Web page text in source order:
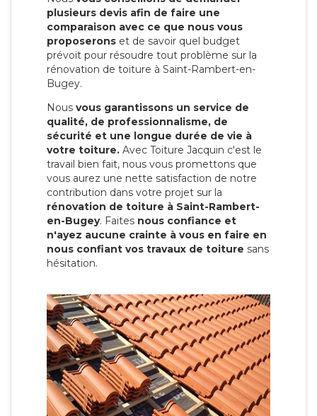
plusieurs devis afin de faire une
comparaison avec ce que nous vous
proposerons et de savoir quel budget
prévoit pour résoudre tout problème sur la
rénovation de toiture à Saint-Rambert-en-
Bugey.
Nous vous garantissons un service de
qualité, de professionnalisme, de
sécurité et une longue durée de vie à
votre toiture. Avec Toiture Jacquin c'est le
travail bien fait, nous vous promettons que
vous aurez une nette satisfaction de notre
contribution dans votre projet sur la
rénovation de toiture à Saint-Rambert-
en-Bugey. Faites nous confiance et
n'ayez aucune crainte à vous en faire en
nous confiant vos travaux de toiture sans
hésitation.